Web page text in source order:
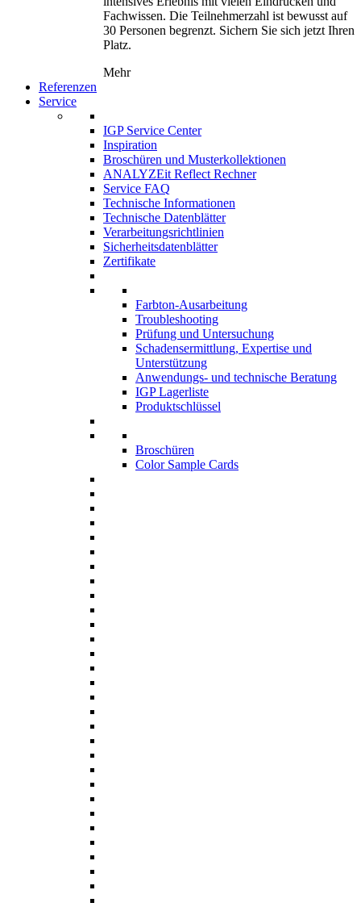
Fachwissen. Die Teilnehmerzahl ist bewusst auf
30 Personen begrenzt. Sichern Sie sich jetzt Ihren
Platz.
Mehr
Referenzen
Service
IGP Service Center
Inspiration
Broschüren und Musterkollektionen
ANALYZEit Reflect Rechner
Service FAQ
Technische Informationen
Technische Datenblätter
Verarbeitungsrichtlinien
Sicherheitsdatenblätter
Zertifikate
Farbton-Ausarbeitung
Troubleshooting
Prüfung und Untersuchung
Schadensermittlung, Expertise und
Unterstützung
Anwendungs- und technische Beratung
IGP Lagerliste
Produktschlüssel
Broschüren
Color Sample Cards